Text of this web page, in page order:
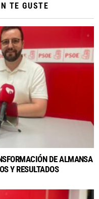
TE GUSTE
DE ALMANSA
Y RESULTADOS